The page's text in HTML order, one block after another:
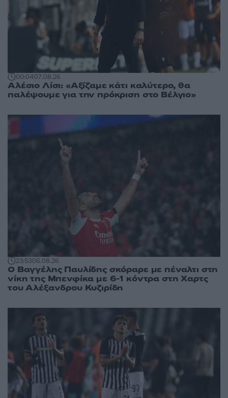
00:0407.08.26
Αλέσιο Λίσι: «Αξίζαμε κάτι καλύτερο, θα
παλέψουμε για την πρόκριση στο Βέλγιο»
23:5306.08.26
Ο Βαγγέλης Παυλίδης σκόραρε με πέναλτι στη
νίκη της Μπενφίκα με 6-1 κόντρα στη Χαρτς
του Αλέξανδρου Κυζιρίδη